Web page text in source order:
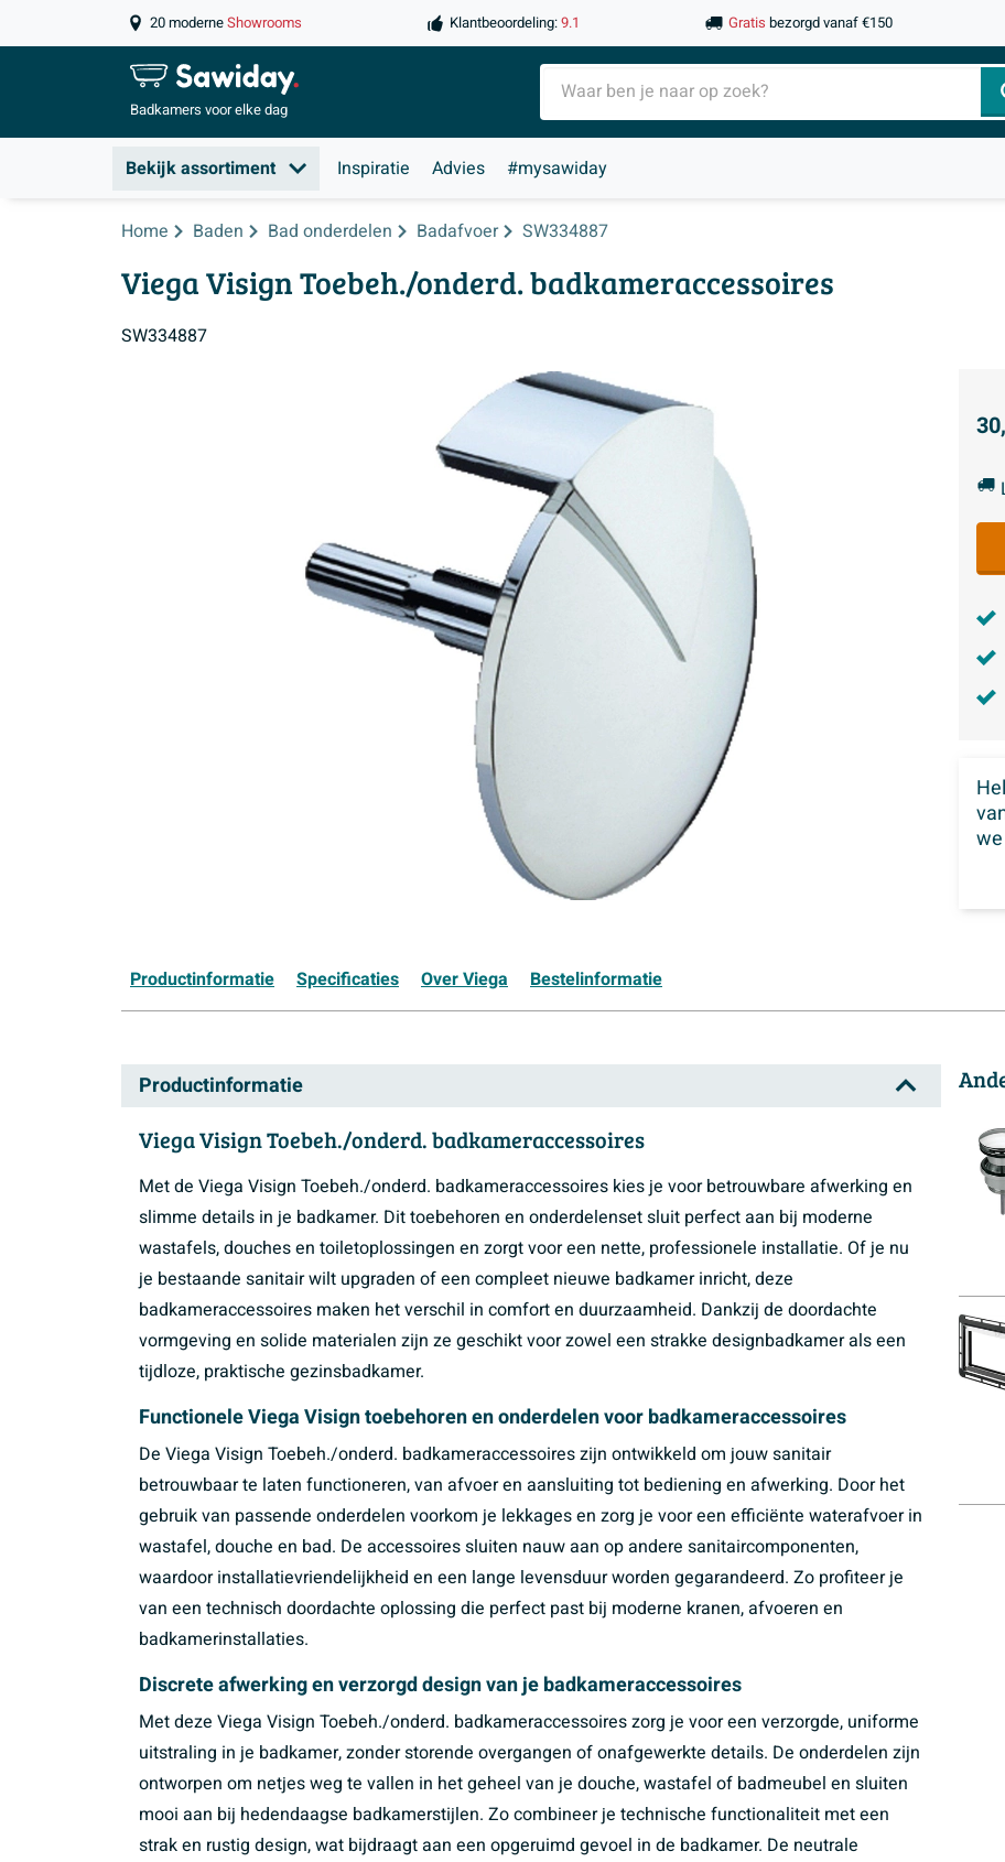
20 moderneShowrooms Klantbeoordeling:9.1 Gratis bezorgd vanaf €150
Badkamers voor elke dag
Bekijk assortiment Inspiratie Advies #mysawiday
Home Baden Bad onderdelen Badafvoer SW334887
Viega Visign Toebeh./onderd. badkameraccessoires
SW334887
30,
Productinformatie Specificaties Over Viega Bestelinformatie
Productinformatie
Viega Visign Toebeh./onderd. badkameraccessoires
Met de Viega Visign Toebeh./onderd. badkameraccessoires kies je voor betrouwbare afwerking en
slimme details in je badkamer. Dit toebehoren en onderdelenset sluit perfect aan bij moderne
wastafels, douches en toiletoplossingen en zorgt voor een nette, professionele installatie. Of je nu
je bestaande sanitair wilt upgraden of een compleet nieuwe badkamer inricht, deze
badkameraccessoires maken het verschil in comfort en duurzaamheid. Dankzij de doordachte
vormgeving en solide materialen zijn ze geschikt voor zowel een strakke designbadkamer als een
tijdloze, praktische gezinsbadkamer.
Functionele Viega Visign toebehoren en onderdelen voor badkameraccessoires
De Viega Visign Toebeh./onderd. badkameraccessoires zijn ontwikkeld om jouw sanitair
betrouwbaar te laten functioneren, van afvoer en aansluiting tot bediening en afwerking. Door het
gebruik van passende onderdelen voorkom je lekkages en zorg je voor een efficiënte waterafvoer in
wastafel, douche en bad. De accessoires sluiten nauw aan op andere sanitaircomponenten,
waardoor installatievriendelijkheid en een lange levensduur worden gegarandeerd. Zo profiteer je
van een technisch doordachte oplossing die perfect past bij moderne kranen, afvoeren en
badkamerinstallaties.
Discrete afwerking en verzorgd design van je badkameraccessoires
Met deze Viega Visign Toebeh./onderd. badkameraccessoires zorg je voor een verzorgde, uniforme
uitstraling in je badkamer, zonder storende overgangen of onafgewerkte details. De onderdelen zijn
ontworpen om netjes weg te vallen in het geheel van je douche, wastafel of badmeubel en sluiten
mooi aan bij hedendaagse badkamerstijlen. Zo combineer je technische functionaliteit met een
strak en rustig design, wat bijdraagt aan een opgeruimd gevoel in de badkamer. De neutrale